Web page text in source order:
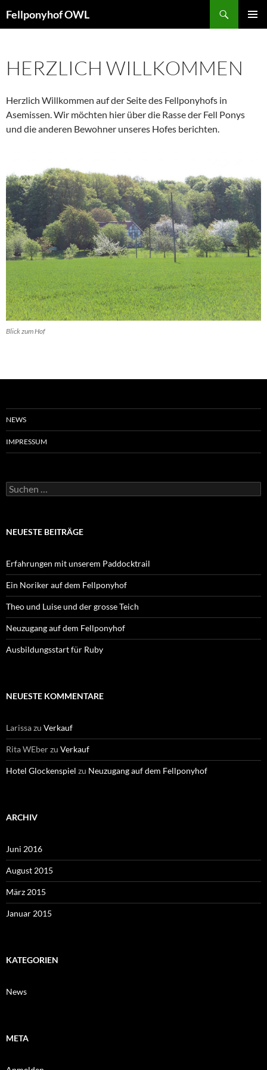
Inhalt
Fellponyhof OWL
HERZLICH WILLKOMMEN
Herzlich Willkommen auf der Seite des Fellponyhofs in
Asemissen. Wir möchten hier über die Rasse der Fell Ponys
und die anderen Bewohner unseres Hofes berichten.
Blick zum Hof
NEWS
IMPRESSUM
Suchen
nach:
NEUESTE BEITRÄGE
Erfahrungen mit unserem Paddocktrail
Ein Noriker auf dem Fellponyhof
Theo und Luise und der grosse Teich
Neuzugang auf dem Fellponyhof
Ausbildungsstart für Ruby
NEUESTE KOMMENTARE
Larissazu Verkauf
Rita WEberzu Verkauf
Hotel Glockenspiel zu Neuzugang auf dem Fellponyhof
ARCHIV
Juni 2016
August 2015
März 2015
Januar 2015
KATEGORIEN
News
META